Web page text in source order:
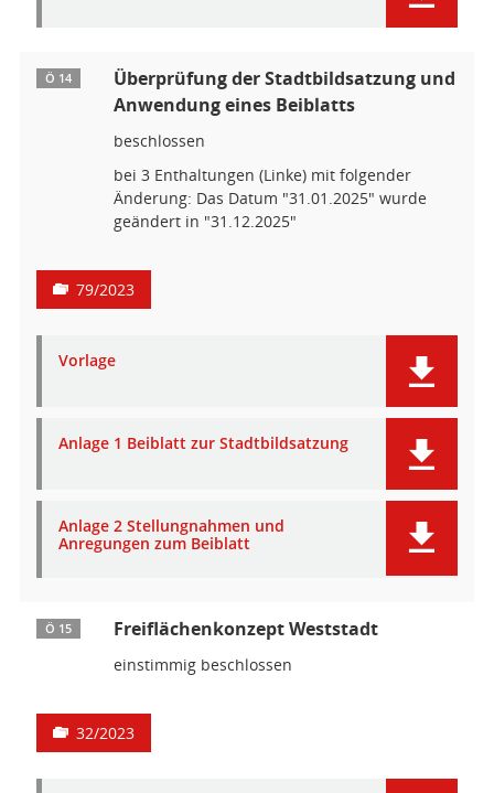
Ö 14
Überprüfung der Stadtbildsatzung und
Anwendung eines Beiblatts
beschlossen
bei 3 Enthaltungen (Linke) mit folgender
Änderung: Das Datum "31.01.2025" wurde
geändert in "31.12.2025"
79/2023
Vorlage
Anlage 1 Beiblatt zur Stadtbildsatzung
Anlage 2 Stellungnahmen und
Anregungen zum Beiblatt
Ö 15 Freiflächenkonzept Weststadt
einstimmig beschlossen
32/2023